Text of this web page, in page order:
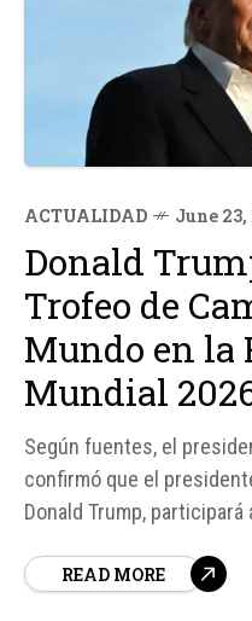
ACTUALIDAD June 23,
Donald
Trofeo de
Mundo en la
Mundial
Según fuentes, el
confirmó que el
Donald Trump,
entregará el trofeo al
READ MORE